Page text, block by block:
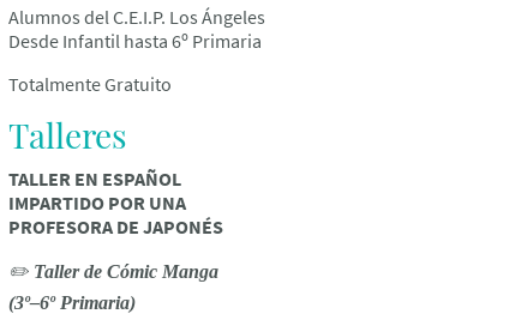
Alumnos del C.E.I.P. Los Ángeles
Desde Infantil hasta 6º Primaria
Totalmente Gratuito
Talleres
TALLER EN ESPAÑOL
IMPARTIDO POR UNA
PROFESORA DE JAPONÉS
✏️ Taller de Cómic Manga
(3º–6º Primaria)